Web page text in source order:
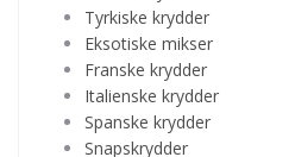
Tyrkiske krydder
Eksotiske mikser
Franske krydder
Italienske krydder
Spanske krydder
Snapskrydder